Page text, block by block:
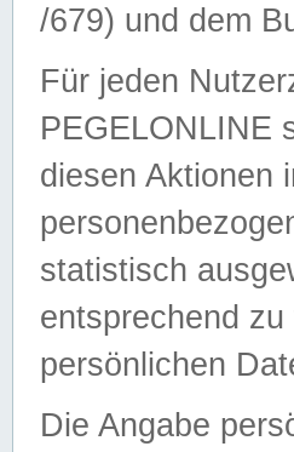
/679) und dem
Für jeden
PEGELONLINE
diesen Aktionen
statistisch
entsprechend
persönlichen
Die Angabe